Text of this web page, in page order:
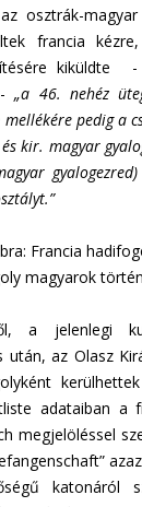
osztrák-
francia
kiküldte
-„a 46. nehéz
pedig a
kir. magyar
Francia
magyarok
a jelenlegi
után, az Olasz
adataiban a
megjelöléssel
katonáról